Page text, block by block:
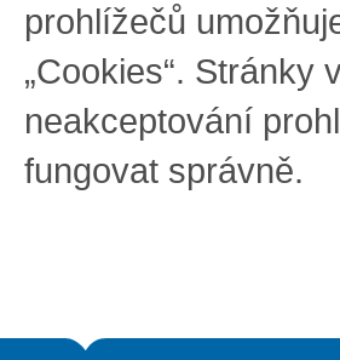
prohlížečů
„Cookies“. Stránky
neakceptování
fungovat správně.